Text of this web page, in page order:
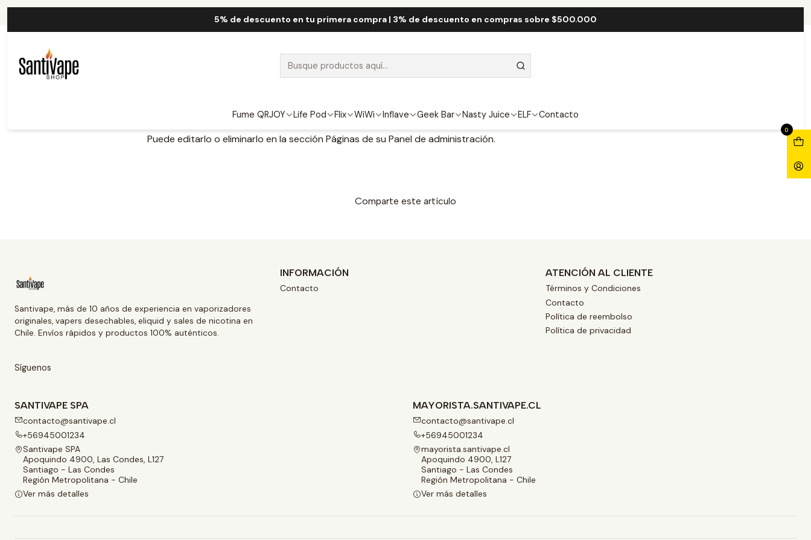
5% de descuento en tu primera compra | 3% de descuento en compras sobre $500.000
Fume QRJOY Life Pod Flix WiWi Inflave Geek Bar Nasty Juice ELF Contacto
0
Entrada del Blog
Esta es tu primera publicación de blog.
Puede editarlo o eliminarlo en la sección Páginas de su Panel de administración.
Comparte este artículo
Santivape, más de 10 años de experiencia en vaporizadores
originales, vapers desechables, eliquid y sales de nicotina en
Chile. Envíos rápidos y productos 100% auténticos.
Síguenos
INFORMACIÓN
Contacto
ATENCIÓN AL CLIENTE
Términos y Condiciones
Contacto
Política de reembolso
Política de privacidad
SANTIVAPE SPA
contacto@santivape.cl
+56945001234
Santivape SPA
Apoquindo 4900, Las Condes, L127
Santiago - Las Condes
Región Metropolitana - Chile
Ver más detalles
MAYORISTA.SANTIVAPE.CL
contacto@santivape.cl
+56945001234
mayorista.santivape.cl
Apoquindo 4900, L127
Santiago - Las Condes
Región Metropolitana - Chile
Ver más detalles